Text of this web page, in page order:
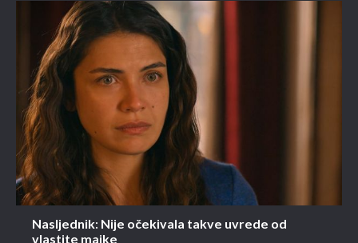
Nasljednik: Nije očekivala takve uvrede od